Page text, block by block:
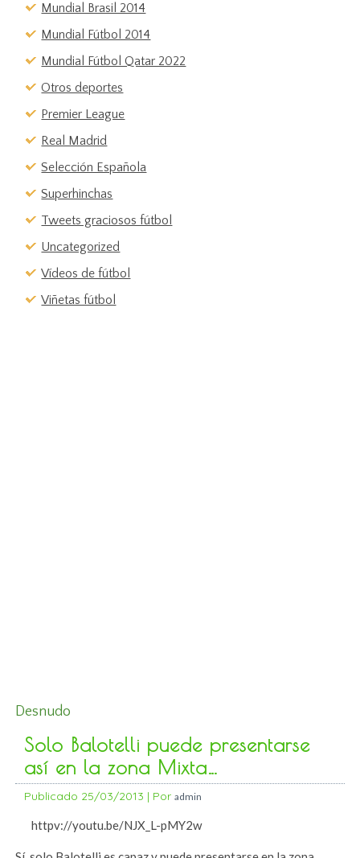
Mundial Brasil 2014
Mundial Fútbol 2014
Mundial Fútbol Qatar 2022
Otros deportes
Premier League
Real Madrid
Selección Española
Superhinchas
Tweets graciosos fútbol
Uncategorized
Vídeos de fútbol
Viñetas fútbol
Desnudo
Solo Balotelli puede presentarse
así en la zona Mixta…
Publicado 25/03/2013 | Por admin
httpv://youtu.be/NJX_L-pMY2w